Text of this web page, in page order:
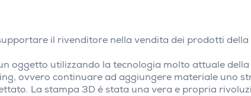
il rivenditore nella vendita dei prodotti della
oggetto utilizzando la tecnologia molto attuale della
ovvero continuare ad aggiungere materiale uno
La stampa 3D è stata una vera e propria